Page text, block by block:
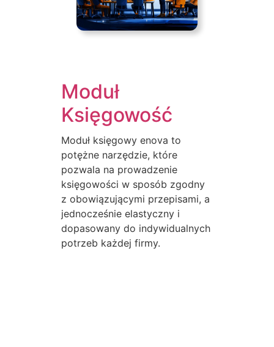
Moduł
Księgowość
Moduł księgowy enova to
potężne narzędzie, które
pozwala na prowadzenie
księgowości w sposób zgodny
z obowiązującymi przepisami, a
jednocześnie elastyczny i
dopasowany do indywidualnych
potrzeb każdej firmy.